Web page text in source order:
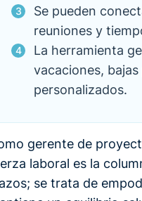
Se pueden
reuniones y
La herramienta
vacaciones,
personalizados.
gerente de
laboral es la
se trata de